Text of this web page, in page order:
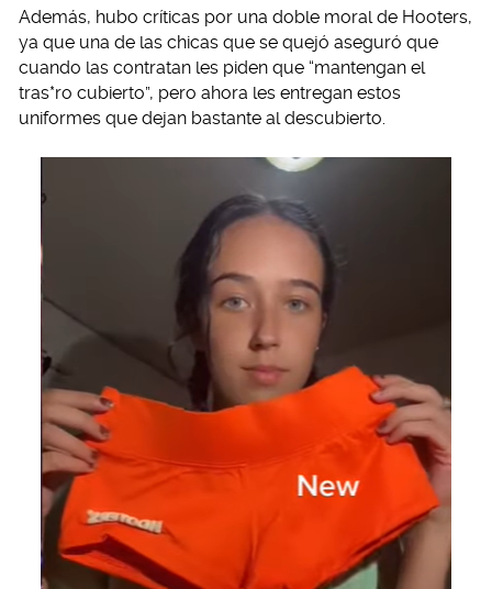
Además, hubo críticas por una doble moral de Hooters,
ya que una de las chicas que se quejó aseguró que
cuando las contratan les piden que “mantengan el
tras*ro cubierto”, pero ahora les entregan estos
uniformes que dejan bastante al descubierto.